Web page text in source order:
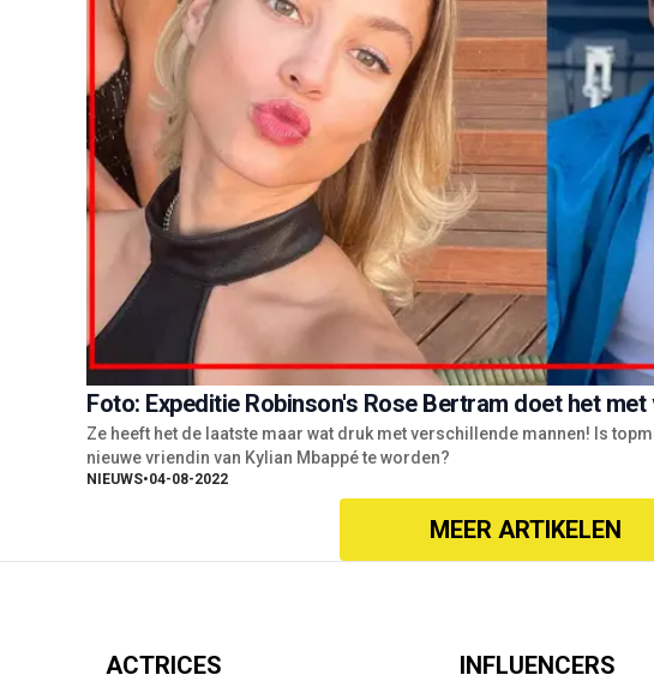
Foto: Expeditie Robinson's Rose Bertram doet het
Ze heeft het de laatste maar wat druk met verschillende mannen! Is
nieuwe vriendin van Kylian Mbappé te worden?
NIEUWS•04-08-2022
MEER ARTIKELEN
ACTRICES INFLUENCERS